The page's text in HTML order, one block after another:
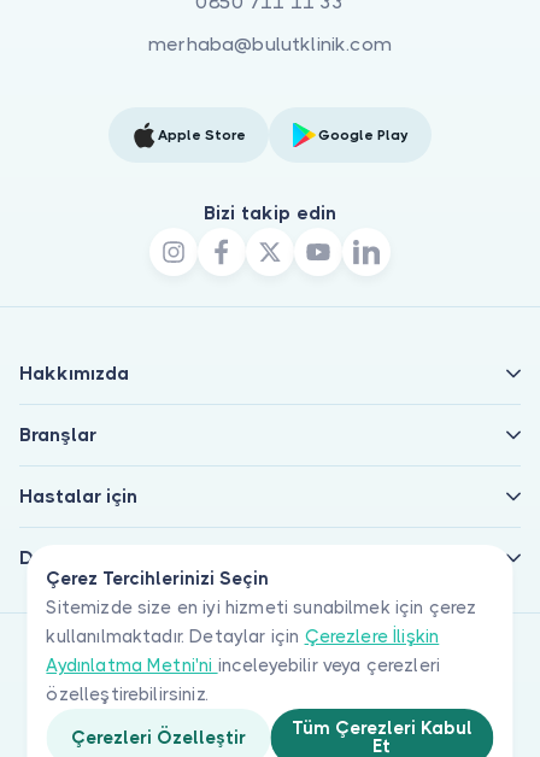
Çerez Tercihlerinizi Seçin
Sitemizde size en iyi hizmeti sunabilmek için çerez
kullanılmaktadır. Detaylar için Çerezlere İlişkin
Aydınlatma Metni'ni inceleyebilir veya çerezleri
özelleştirebilirsiniz.
Çerezleri Özelleştir
Tüm Çerezleri Kabul
Et
merhaba@bulutklinik.com
Apple Store Google Play
Bizi takip edin
Hakkımızda
Branşlar
Hastalar için
Doktorlar için